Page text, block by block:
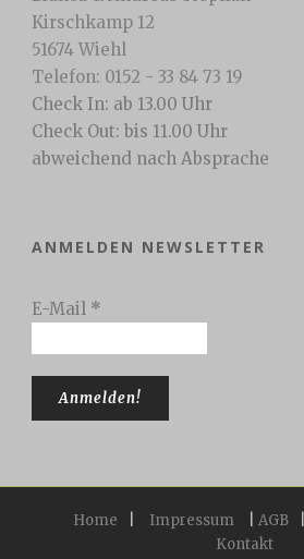
Kirschkamp 12
51674 Wiehl
Telefon: 0152 - 33 84 73 19
Check In: ab 13.00 Uhr
Check Out: bis 11.00 Uhr
abweichend nach Absprache
ANMELDEN NEWSLETTER
E-Mail *
Home Impressum AGB
Kontakt